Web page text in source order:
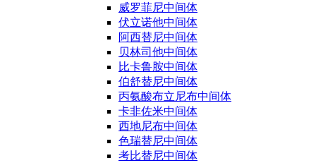
威罗菲尼中间体
伏立诺他中间体
阿西替尼中间体
贝林司他中间体
比卡鲁胺中间体
伯舒替尼中间体
丙氨酸布立尼布中间体
卡非佐米中间体
西地尼布中间体
色瑞替尼中间体
考比替尼中间体